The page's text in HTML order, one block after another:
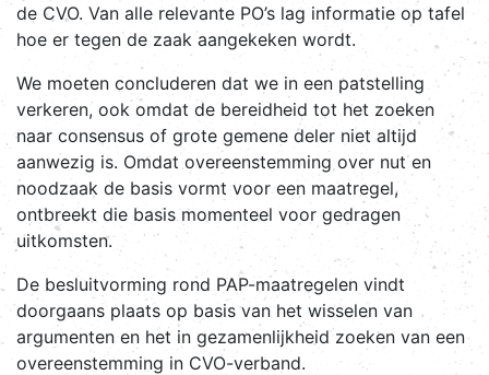
de CVO. Van alle relevante PO’s lag informatie op tafel
hoe er tegen de zaak aangekeken wordt.
We moeten concluderen dat we in een patstelling
verkeren, ook omdat de bereidheid tot het zoeken
naar consensus of grote gemene deler niet altijd
aanwezig is. Omdat overeenstemming over nut en
noodzaak de basis vormt voor een maatregel,
ontbreekt die basis momenteel voor gedragen
uitkomsten.
De besluitvorming rond PAP-maatregelen vindt
doorgaans plaats op basis van het wisselen van
argumenten en het in gezamenlijkheid zoeken van een
overeenstemming in CVO-verband.